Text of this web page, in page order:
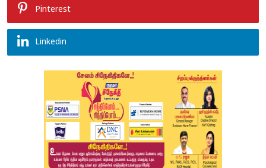
Pinterest
Linkedin